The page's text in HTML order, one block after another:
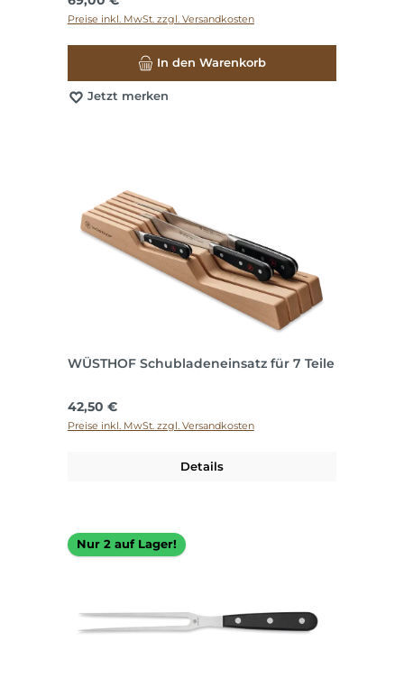
Preise inkl. MwSt. zzgl. Versandkosten
In den Warenkorb
Jetzt merken
WÜSTHOF Schubladeneinsatz für 7 Teile
Regulärer Preis:
42,50 €
Preise inkl. MwSt. zzgl. Versandkosten
Details
Nur 2 auf Lager!